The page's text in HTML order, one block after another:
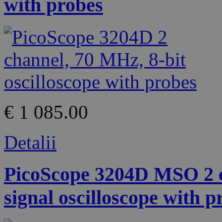
with probes
€ 1 085.00
Detalii
PicoScope 3204D MSO
signal oscilloscope with